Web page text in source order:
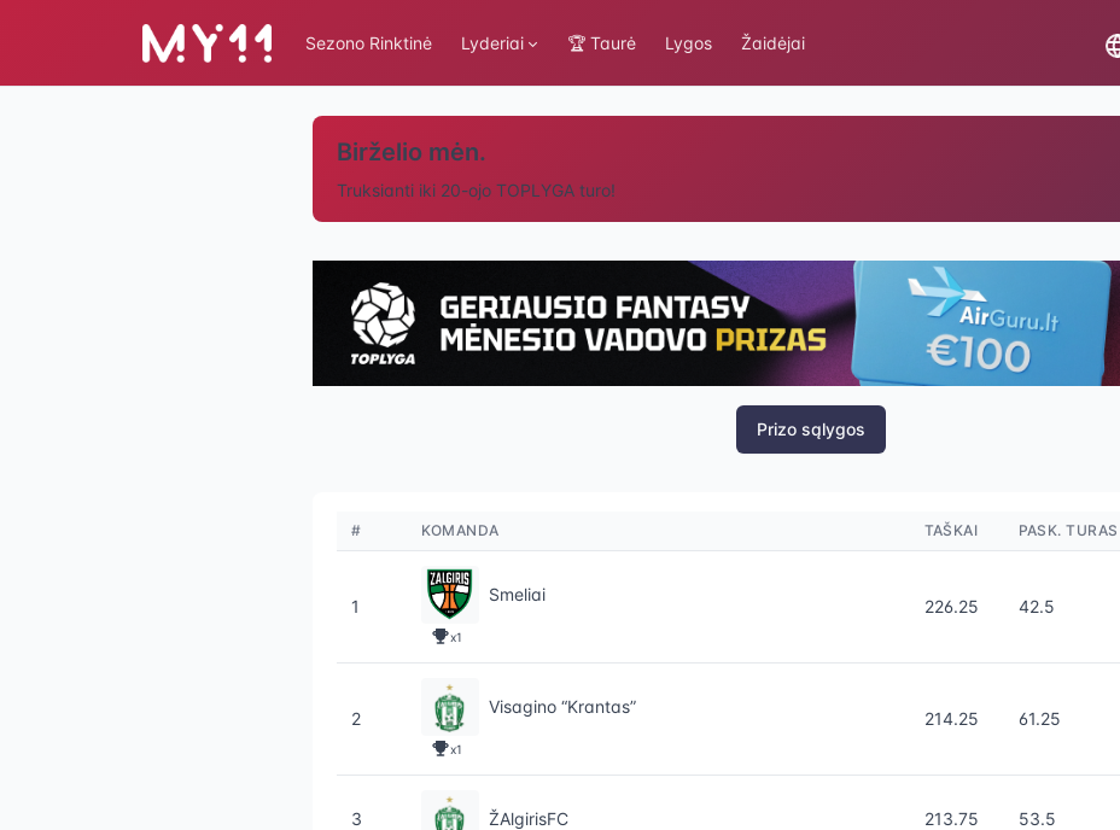
Sezono Rinktinė Lyderiai 🏆 Taurė Lygos Žaidėjai
Birželio mėn.
Truksianti iki 20-ojo TOPLYGA turo!
Prizo sąlygos
# KOMANDA TAŠKAI PASK. TURAS
1
Smeliai
x1
226.25 42.5
2
Visagino “Krantas”
x1
214.25 61.25
3 ŽAlgirisFC 213.75 53.5